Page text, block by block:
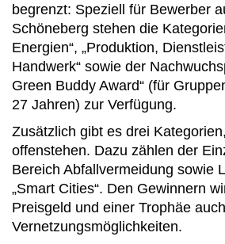
begrenzt: Speziell für Bewerber
Schöneberg stehen die
Energien“, „Produktion,
Handwerk“ sowie der
Green Buddy Award“ (für
27 Jahren) zur Verfügung.
Zusätzlich gibt es drei
offenstehen. Dazu zählen der
Bereich Abfallvermeidung sowie
„Smart Cities“. Den Gewinnern
Preisgeld und einer Trophäe auch
Vernetzungsmöglichkeiten.